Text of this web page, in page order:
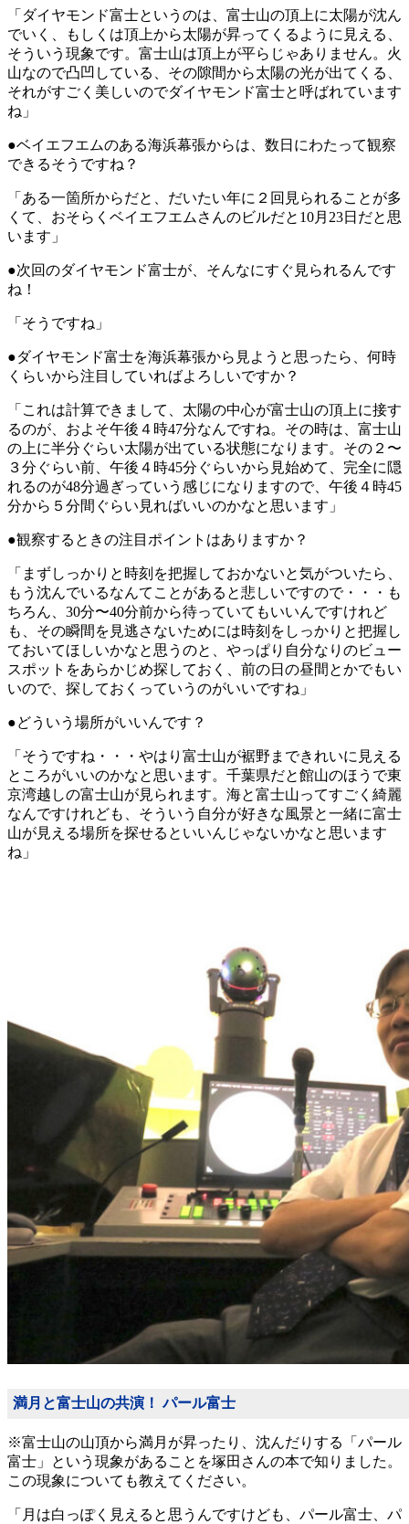
「ダイヤモンド富士というのは、富士山の頂上に太陽が沈ん
でいく、もしくは頂上から太陽が昇ってくるように見える、
そういう現象です。富士山は頂上が平らじゃありません。火
山なので凸凹している、その隙間から太陽の光が出てくる、
それがすごく美しいのでダイヤモンド富士と呼ばれています
ね」
●ベイエフエムのある海浜幕張からは、数日にわたって観察
できるそうですね？
「ある一箇所からだと、だいたい年に２回見られることが多
くて、おそらくベイエフエムさんのビルだと10月23日だと思
います」
●次回のダイヤモンド富士が、そんなにすぐ見られるんです
ね！
「そうですね」
●ダイヤモンド富士を海浜幕張から見ようと思ったら、何時
くらいから注目していればよろしいですか？
「これは計算できまして、太陽の中心が富士山の頂上に接す
るのが、およそ午後４時47分なんですね。その時は、富士山
の上に半分ぐらい太陽が出ている状態になります。その２〜
３分ぐらい前、午後４時45分ぐらいから見始めて、完全に隠
れるのが48分過ぎっていう感じになりますので、午後４時45
分から５分間ぐらい見ればいいのかなと思います」
●観察するときの注目ポイントはありますか？
「まずしっかりと時刻を把握しておかないと気がついたら、
もう沈んでいるなんてことがあると悲しいですので・・・も
ちろん、30分〜40分前から待っていてもいいんですけれど
も、その瞬間を見逃さないためには時刻をしっかりと把握し
ておいてほしいかなと思うのと、やっぱり自分なりのビュー
スポットをあらかじめ探しておく、前の日の昼間とかでもい
いので、探しておくっていうのがいいですね」
●どういう場所がいいんです？
「そうですね・・・やはり富士山が裾野まできれいに見える
ところがいいのかなと思います。千葉県だと館山のほうで東
京湾越しの富士山が見られます。海と富士山ってすごく綺麗
なんですけれども、そういう自分が好きな風景と一緒に富士
山が見える場所を探せるといいんじゃないかなと思います
ね」
満月と富士山の共演！ パール富士
※富士山の山頂から満月が昇ったり、沈んだりする「パール
富士」という現象があることを塚田さんの本で知りました。
この現象についても教えてください。
「月は白っぽく見えると思うんですけども、パール富士、パ